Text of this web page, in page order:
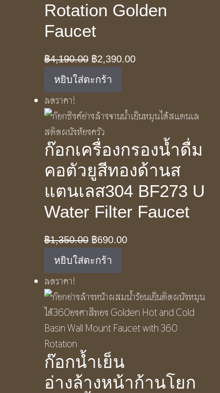
Rotation Golden
Faucet
฿4,190.00 Original
price
was:
฿2,390.00Current
หยิบใส่ตะกร้า
ลดราคา!
ก๊อกเครื่องกรองน้ำดื่ม
คอตัวยูสีทองด้านส
แตนเลส304 BF273 U
Water Filter Faucet
฿1,350.00 Original
price
was:
฿690.00Current
หยิบใส่ตะกร้า
ลดราคา!
ก๊อกน้ำเย็น
อ่างล้างหน้าก้านโยก